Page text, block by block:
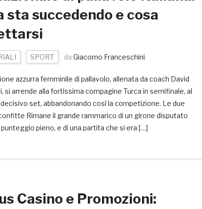
sta succedendo e cosa
SPORT da Giacomo Franceschini
azzurra femminile di pallavolo, allenata da coach David
si arrende alla fortissima compagine Turca in semifinale, al
set, abbandonando così la competizione. Le due
Rimane il grande rammarico di un girone disputato
pieno, e di una partita che si era […]
Casino e Promozioni: